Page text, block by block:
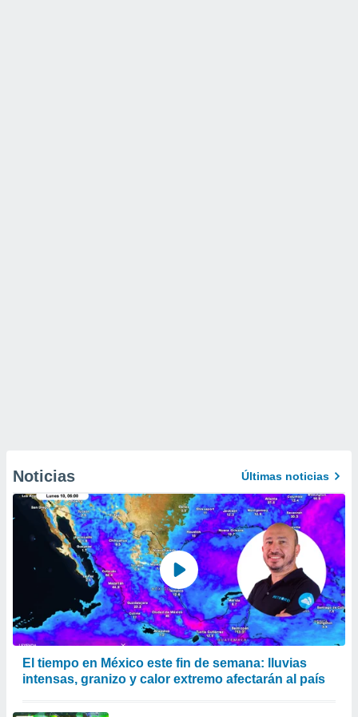
Noticias Últimas noticias
El tiempo en México este fin de semana: lluvias
intensas, granizo y calor extremo afectarán al país